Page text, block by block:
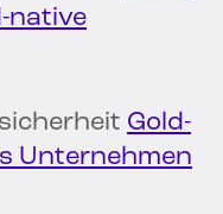
native
Gold-
Unternehmen